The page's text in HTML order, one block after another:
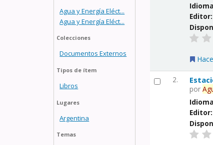
Agua y Energía Eléct...
Agua y Energía Eléct...
Colecciones
Documentos Externos
Tipos de ítem
Libros
Lugares
Argentina
Temas
2.
por